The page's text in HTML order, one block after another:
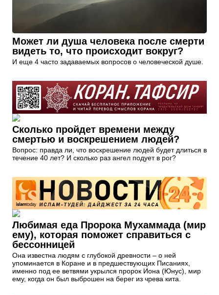
Может ли душа человека после смерти
видеть то, что происходит вокруг?
И еще 4 часто задаваемых вопросов о человеческой душе.
Сколько пройдет времени между
смертью и воскрешением людей?
Вопрос: правда ли, что воскрешение людей будет длиться в
течение 40 лет? И сколько раз ангел подует в рог?
Любимая еда Пророка Мухаммада (мир
ему), которая поможет справиться с
бессонницей
Она известна людям с глубокой древности – о ней
упоминается в Коране и в предшествующих Писаниях,
именно под ее ветвями укрылся пророк Иона (Юнус), мир
ему, когда он был выброшен на берег из чрева кита.